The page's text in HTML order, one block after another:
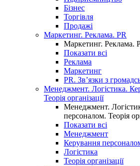
Бізнес
Торгівля
Продажі
Маркетинг. Реклама. PR
Маркетинг. Реклама.
Показати всі
Реклама
Маркетинг
PR. Зв’язки з
Менеджмент. Логістика.
Теорія організації
Менеджмент.
персоналом. Теорія
Показати всі
Менеджмент
Керування
Логістика
Теорія організації